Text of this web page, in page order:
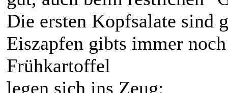
Die ersten Kopfsalate sind
Eiszapfen gibts immer
Frühkartoffel
legen sich ins Zeug: